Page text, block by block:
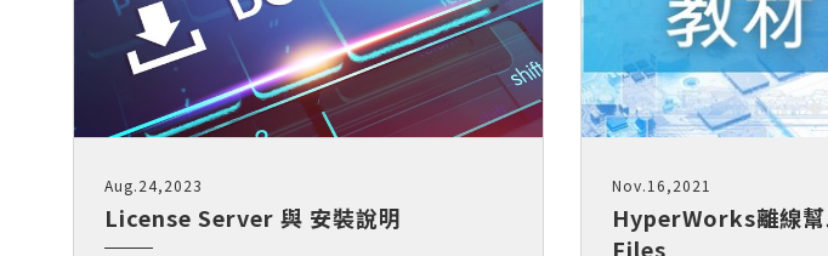
半導體 - 參數最佳化應用課程 - 2/3
Read More...
瑞其Youtube頻道
Aug.24,2023
License Server 與 安裝說明
Nov.16,2021
HyperWorks離線
Files